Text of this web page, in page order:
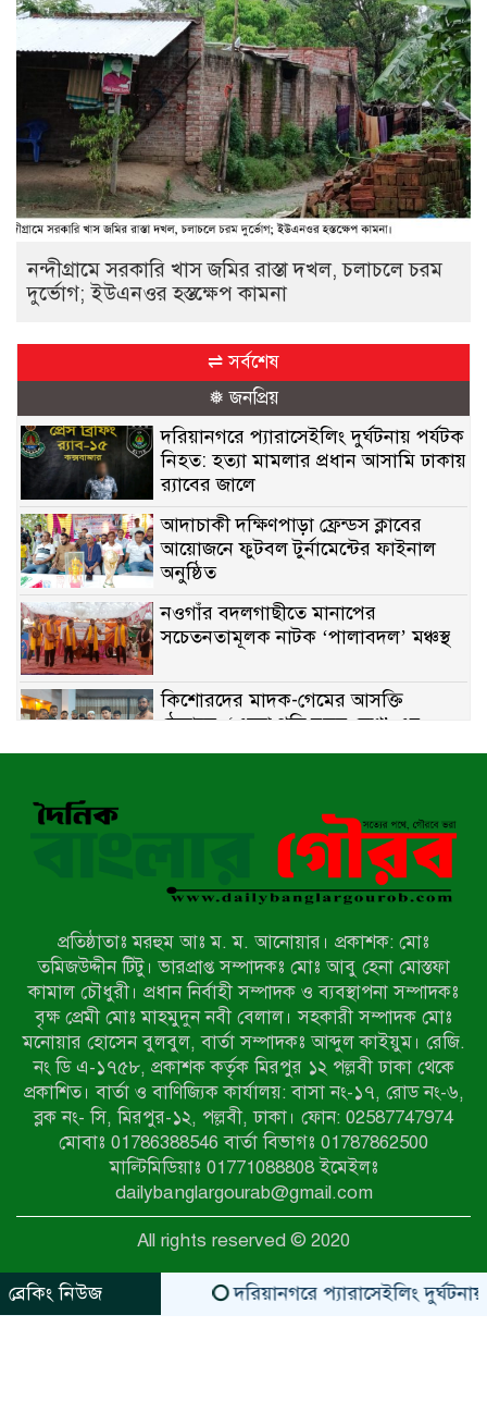
নন্দীগ্রামে সরকারি খাস জমির রাস্তা দখল, চলাচলে চরম
দুর্ভোগ; ইউএনওর হস্তক্ষেপ কামনা
⇌ সর্বশেষ
❅ জনপ্রিয়
দরিয়ানগরে প্যারাসেইলিং দুর্ঘটনায় পর্যটক
নিহত: হত্যা মামলার প্রধান আসামি ঢাকায়
র‌্যাবের জালে
আদাচাকী দক্ষিণপাড়া ফ্রেন্ডস ক্লাবের
আয়োজনে ফুটবল টুর্নামেন্টের ফাইনাল
অনুষ্ঠিত
নওগাঁর বদলগাছীতে মানাপের
সচেতনতামূলক নাটক ‘পালাবদল’ মঞ্চস্থ
কিশোরদের মাদক-গেমের আসক্তি
ঠেকাতে, ‘এসো গড়ি নতুন দেশ’-এর
ফুটবল বিতরণ
নন্দীগ্রামে সরকারি খাস জমির রাস্তা দখল,
চলাচলে চরম দুর্ভোগ; ইউএনওর হস্তক্ষেপ
নাটোরের পাটুলে পানিতে ডুবে নন্দীগ্রামের
স্কুলছাত্রের মর্মান্তিক মৃত্যু
সেনাবাহিনীর চাকরি হারিয়ে ভুয়া ডিবি
পুলিশ পরিচয়ে চাঁদাবাজি, গণপিটুনির পর
কারাগারে প্রতারক।
বাঘার সাহিন সরকারের তিন ক্যাটাগরিতে
প্রথম স্থান অর্জন; সংস্কৃতি অঙ্গনেও রয়েছে
তাঁর বহুমুখী প্রতিভা!
আওয়ামী সন্ত্রাসীদের দ্রুত গ্রেফতার ও
বিচারের দাবিতে নীলফামারীতে বিক্ষোভ ও
মানববন্ধন
প্রতিষ্ঠাতাঃ মরহুম আঃ ম. ম. আনোয়ার। প্রকাশক: মোঃ
তমিজউদ্দীন টিটু। ভারপ্রাপ্ত সম্পাদকঃ মোঃ আবু হেনা মোস্তফা
কামাল চৌধুরী। প্রধান নির্বাহী সম্পাদক ও ব্যবস্থাপনা সম্পাদকঃ
বৃক্ষ প্রেমী মোঃ মাহমুদুন নবী বেলাল। সহকারী সম্পাদক মোঃ
মনোয়ার হোসেন বুলবুল, বার্তা সম্পাদকঃ আব্দুল কাইয়ুম। রেজি.
নং ডি এ-১৭৫৮, প্রকাশক কর্তৃক মিরপুর ১২ পল্লবী ঢাকা থেকে
প্রকাশিত। বার্তা ও বাণিজ্যিক কার্যালয়: বাসা নং-১৭, রোড নং-৬,
ব্লক নং- সি, মিরপুর-১২, পল্লবী, ঢাকা। ফোন: 02587747974
মোবাঃ 01786388546 বার্তা বিভাগঃ 01787862500
মাল্টিমিডিয়াঃ 01771088808 ইমেইলঃ
dailybanglargourab@gmail.com
All rights reserved © 2020
ব্রেকিং নিউজ
দরিয়ানগরে প্যারাসেইলিং দুর্ঘটনায়